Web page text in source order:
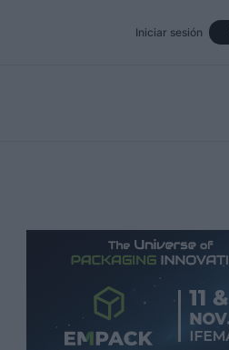
Iniciar sesión